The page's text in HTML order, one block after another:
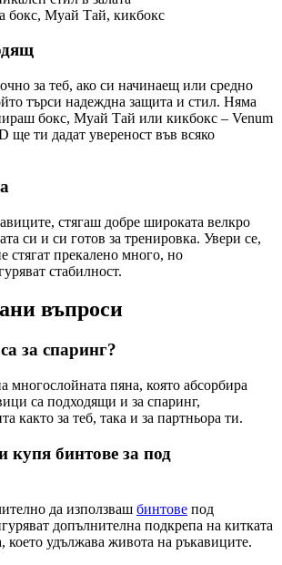
бокс, Муай Тай, кикбокс
за теб, ако си начинаещ или средно
търси надеждна защита и стил. Няма
бокс, Муай Тай или кикбокс – Venum
ще ти дадат увереност във всяко
стягаш добре широката велкро
си и си готов за тренировка. Увери се,
стягат прекалено много, но
стабилност.
въпроси
за спаринг?
многослойната пяна, която абсорбира
са подходящи и за спаринг,
както за теб, така и за партньора ти.
купя бинтове за под
да използваш бинтове под
допълнителна подкрепа на китката
което удължава живота на ръкавиците.